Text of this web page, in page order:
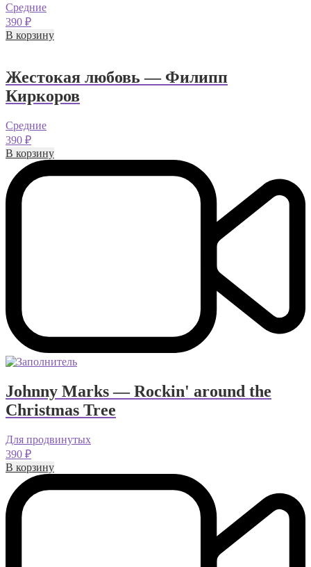
Средние
390 ₽
В корзину
Жестокая любовь — Филипп
Киркоров
Средние
390 ₽
В корзину
Johnny Marks — Rockin' around the
Christmas Tree
Для продвинутых
390 ₽
В корзину